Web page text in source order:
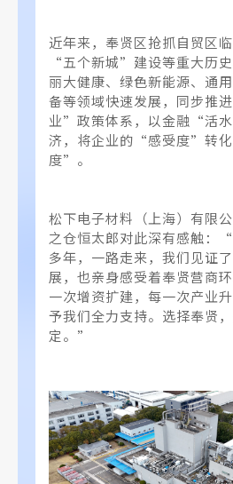
近年来，奉贤区抢抓自贸区
“五个新城”建设等重大历
丽大健康、绿色新能源、通
备等领域快速发展，同步推
业”政策体系，以金融“活
济，将企业的“感受度”转
度”。
松下电子材料（上海）有限
之仓恒太郎对此深有感触：
多年，一路走来，我们见证
展，也亲身感受着奉贤营商
一次增资扩建，每一次产业
予我们全力支持。选择奉贤
定。”